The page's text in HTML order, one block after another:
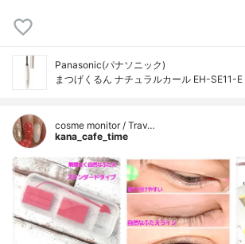
Panasonic(パナソニック)
まつげくるん ナチュラルカール EH-SE11-E
cosme monitor / Trav…
kana_cafe_time